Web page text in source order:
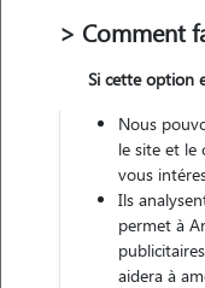
Non véhiculé
L'envoi
> Comment
Si cette option
Nous
le site et le
vous
Ils
permet à
aidera à